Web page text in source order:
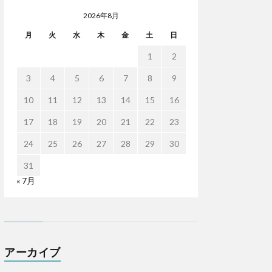
2026年8月
月 火 水 木 金 土 日
1 2
3 4 5 6 7 8 9
10 11 12 13 14 15 16
17 18 19 20 21 22 23
24 25 26 27 28 29 30
31
« 7月
アーカイブ